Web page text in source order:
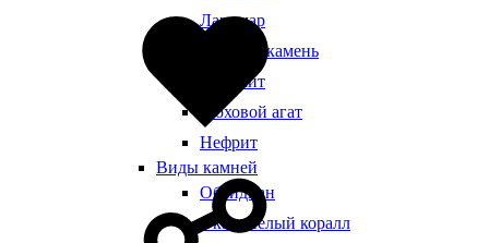
Ларимар
Лунный камень
Малахит
Моховой агат
Нефрит
Виды камней
Обсидиан
Окаменелый коралл